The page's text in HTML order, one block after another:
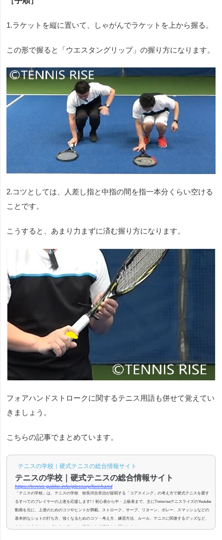
1.ラケットを縦に置いて、しゃがんでラケットを上から握る。
この形で握ると「ウエスタングリップ」の握り方になります。
2.コツとしては、人差し指と中指の間を指一本分くらい空ける
ことです。
こうすると、あまり力まずに済む握り方になります。
フォアハンドストロークに関するテニス用語も併せて覚えてい
きましょう。
こちらの記事でまとめています。
テニスの学校｜硬式テニスの総合情報サイト
テニスの学校｜硬式テニスの総合情報サイト
https://tennis-gakko.info/glossary/forehand
「テニスの学校」は、テニスの学校 校長河合幸治が提唱する「コアスイング」の考え方で硬式テニスを愛す
るすべてのプレイヤーの上達を応援します!！初心者から中・上級者まで、主にTnnisriseテニスライズのYoutube
動画を元に、上達のためのコツやヒントが満載。ストローク、サーブ、リターン、ボレー、スマッシュなどの
基本的なショトの打ち方、強くなるためのコツ・考え方、練習方法、ルール、テニスに関連するグッズなど、
さらには大人になってからのテニスに特化した上達法もお届けします。